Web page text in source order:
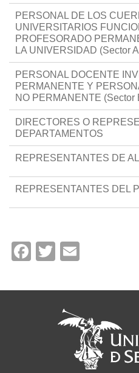
PERSONAL DE LOS
UNIVERSITARIOS
PROFESORADO
LA UNIVERSIDAD (Sector
PERSONAL DOCENTE
PERMANENTE Y
NO PERMANENTE (Sector
DIRECTORES O
DEPARTAMENTOS
REPRESENTANTES DE
REPRESENTANTES DEL
Facebook
Twitter